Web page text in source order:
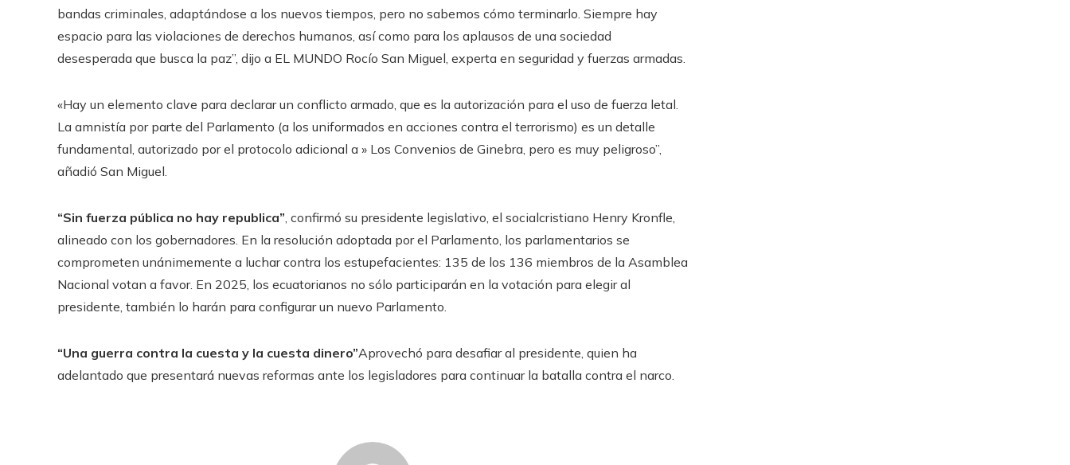
bandas criminales, adaptándose a los nuevos tiempos, pero no sabemos cómo terminarlo. Siempre hay
espacio para las violaciones de derechos humanos, así como para los aplausos de una sociedad
desesperada que busca la paz”, dijo a EL MUNDO Rocío San Miguel, experta en seguridad y fuerzas armadas.
«Hay un elemento clave para declarar un conflicto armado, que es la autorización para el uso de fuerza letal.
La amnistía por parte del Parlamento (a los uniformados en acciones contra el terrorismo) es un detalle
fundamental, autorizado por el protocolo adicional a » Los Convenios de Ginebra, pero es muy peligroso”,
añadió San Miguel.
“Sin fuerza pública no hay republica”, confirmó su presidente legislativo, el socialcristiano Henry Kronfle,
alineado con los gobernadores. En la resolución adoptada por el Parlamento, los parlamentarios se
comprometen unánimemente a luchar contra los estupefacientes: 135 de los 136 miembros de la Asamblea
Nacional votan a favor. En 2025, los ecuatorianos no sólo participarán en la votación para elegir al
presidente, también lo harán para configurar un nuevo Parlamento.
“Una guerra contra la cuesta y la cuesta dinero”Aprovechó para desafiar al presidente, quien ha
adelantado que presentará nuevas reformas ante los legisladores para continuar la batalla contra el narco.